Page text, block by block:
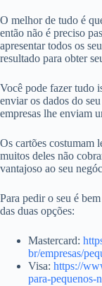
O melhor de tudo é
então não é preciso
apresentar todos os
resultado para obter
Você pode fazer tudo
enviar os dados do
empresas lhe enviam
Os cartões costumam
muitos deles não
vantajoso ao seu
Para pedir o seu é
das duas opções:
Mastercard:
br/empresas/
Visa: https://
para-pequenos-